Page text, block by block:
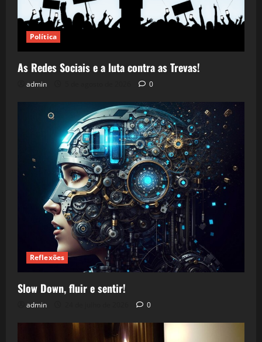
Política
As Redes Sociais e a luta contra as Trevas!
admin 0
Reflexões
Slow Down, fluir e sentir!
admin 0